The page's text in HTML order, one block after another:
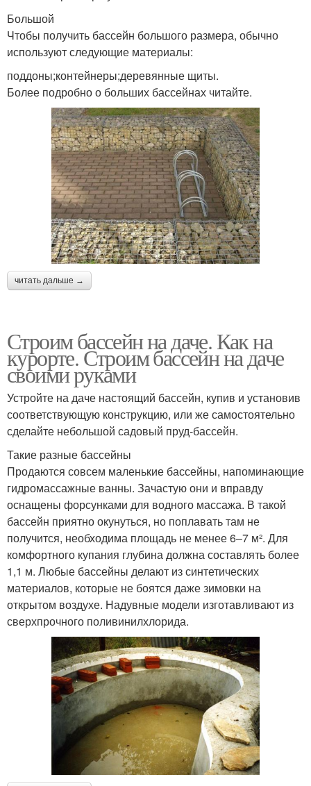
Большой
Чтобы получить бассейн большого размера, обычно
используют следующие материалы:
поддоны;контейнеры;деревянные щиты.
Более подробно о больших бассейнах читайте.
читать дальше →
Строим бассейн на даче. Как на
курорте. Строим бассейн на даче
своими руками
Устройте на даче настоящий бассейн, купив и установив
соответствующую конструкцию, или же самостоятельно
сделайте небольшой садовый пруд-бассейн.
Такие разные бассейны
Продаются совсем маленькие бассейны, напоминающие
гидро­массажные ванны. Зачастую они и вправду
оснащены форсунками для водного массажа. В такой
бассейн приятно окунуться, но поплавать там не
получится, необходима площадь не менее 6–7 м². Для
комфортного купания глубина должна составлять более
1,1 м. Любые бассейны делают из синтетических
материалов, которые не боятся даже зимовки на
открытом воздухе. Надувные модели изготавливают из
сверхпрочного поливинилхлорида.